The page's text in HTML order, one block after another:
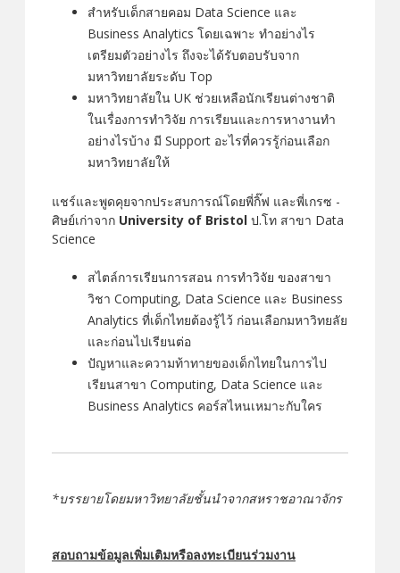
สำหรับเด็กสายคอม Data Science และ
Business Analytics โดยเฉพาะ ทำอย่างไร
เตรียมตัวอย่างไร ถึงจะได้รับตอบรับจาก
มหาวิทยาลัยระดับ Top
มหาวิทยาลัยใน UK ช่วยเหลือนักเรียนต่างชาติ
ในเรื่องการทำวิจัย การเรียนและการหางานทำ
อย่างไรบ้าง มี Support อะไรที่ควรรู้ก่อนเลือก
มหาวิทยาลัยให้
แชร์และพูดคุยจากประสบการณ์โดยพี่กิ๊ฟ และพี่เกรซ -
ศิษย์เก่าจาก University of Bristol ป.โท สาขา Data
Science
สไตล์การเรียนการสอน การทำวิจัย ของสาขา
วิชา Computing, Data Science และ Business
Analytics ที่เด็กไทยต้องรู้ไว้ ก่อนเลือกมหาวิทยลัย
และก่อนไปเรียนต่อ
ปัญหาและความท้าทายของเด็กไทยในการไป
เรียนสาขา Computing, Data Science และ
Business Analytics คอร์สไหนเหมาะกับใคร
*บรรยายโดยมหาวิทยาลัยชั้นนำจากสหราชอาณาจักร
สอบถามข้อมูลเพิ่มเติมหรือลงทะเบียนร่วมงาน